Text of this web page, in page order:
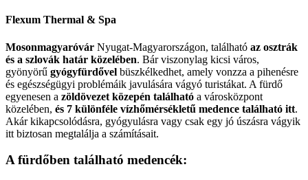
Flexum Thermal & Spa
Mosonmagyaróvár Nyugat-Magyarországon, található az osztrák
és a szlovák határ közelében. Bár viszonylag kicsi város,
gyönyörű gyógyfürdővel büszkélkedhet, amely vonzza a pihenésre
és egészségügyi problémáik javulására vágyó turistákat. A fürdő
egyenesen a zöldövezet közepén található a városközpont
közelében, és 7 különféle vízhőmérsékletű medence található itt.
Akár kikapcsolódásra, gyógyulásra vagy csak egy jó úszásra vágyik
itt biztosan megtalálja a számításait.
A fürdőben található medencék: